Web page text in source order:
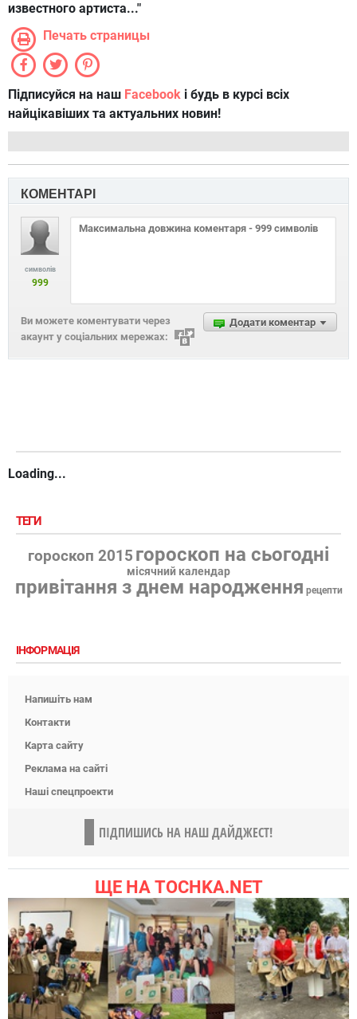
известного артиста..."
Печать страницы
Підписуйся на наш Facebook і будь в курсі всіх
найцікавіших та актуальних новин!
КОМЕНТАРІ
символів
999
Додати коментар
Ви можете коментувати через
акаунт у соціальних мережах:
Loading...
ТЕГИ
гороскоп 2015 гороскоп на сьогодні
місячний календар
привітання з днем народження рецепти
ІНФОРМАЦІЯ
Напишіть нам
Контакти
Карта сайту
Реклама на сайті
Наші спецпроекти
ПІДПИШИСЬ НА НАШ ДАЙДЖЕСТ!
ЩЕ НА TOCHKA.NET